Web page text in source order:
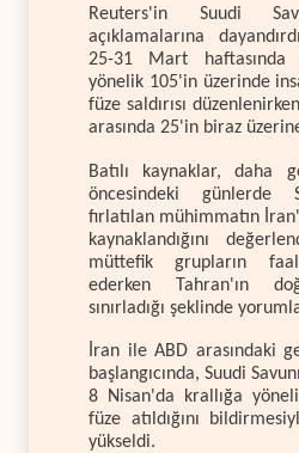
Reuters'in Suudi
açıklamalarına
25-31 Mart haftasında
yönelik 105'in üzerinde
füze saldırısı
arasında 25'in biraz
Batılı kaynaklar, daha
öncesindeki günlerde
fırlatılan mühimmatın
kaynaklandığını
müttefik grupların
ederken Tahran'ın
sınırladığı şeklinde
İran ile ABD arasındaki
başlangıcında, Suudi
8 Nisan'da krallığa
füze atıldığını
yükseldi.